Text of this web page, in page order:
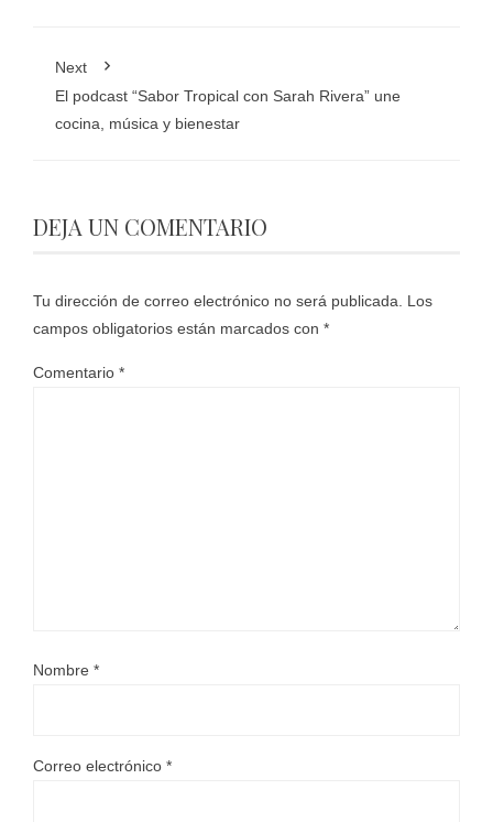
Next
El podcast “Sabor Tropical con Sarah Rivera” une
cocina, música y bienestar
DEJA UN COMENTARIO
Tu dirección de correo electrónico no será publicada.
Los
campos obligatorios están marcados con *
Comentario *
Nombre *
Correo electrónico *